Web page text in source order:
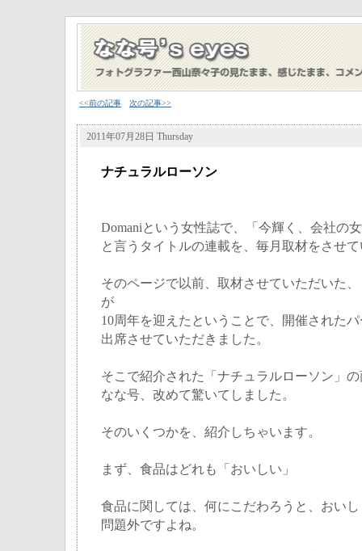
<<前の記事 次の記事>>
2011年07月28日 Thursday
ナチュラルローソン
Domaniという女性誌で、「今輝く、会社の
と言うタイトルの連載を、毎月取材をさせ
そのページで以前、取材させていただいた
が
10周年を迎えたということで、開催された
出席させていただきました。
そこで紹介された「ナチュラルローソン」
なな号、改めて驚いてしました。
そのいくつかを、紹介しちゃいます。
まず、食品はどれも「おいしい」
食品に関しては、何にこだわろうと、おい
問題外ですよね。